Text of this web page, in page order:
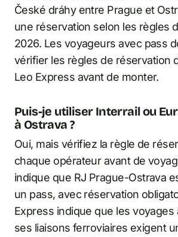
České dráhy entre Prague et
une réservation selon les règles
2026. Les voyageurs avec pass
vérifier les règles de réservation
Leo Express avant de monter.
Puis-je utiliser Interrail ou
à Ostrava ?
Oui, mais vérifiez la règle de
chaque opérateur avant de
indique que RJ Prague-Ostrava
un pass, avec réservation
Express indique que les voyages
ses liaisons ferroviaires exigent